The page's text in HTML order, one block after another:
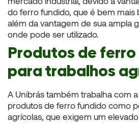
do ferro fundido, que é bem mais
além da vantagem de sua ampla
onde pode ser utilizado.
Produtos de
para trabalhos
A Unibrás também trabalha com
produtos de ferro fundido como
agrícolas, que exigem um